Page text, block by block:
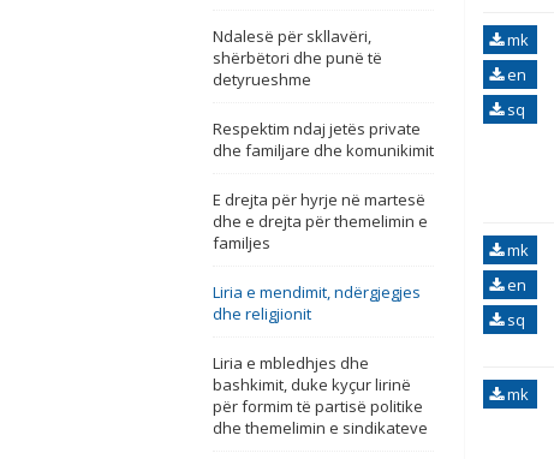
Ndalesë për skllavëri,
shërbëtori dhe punë të
detyrueshme
Respektim ndaj jetës private
dhe familjare dhe komunikimit
E drejta për hyrje në martesë
dhe e drejta për themelimin e
familjes
Liria e mendimit, ndërgjegjes
dhe religjionit
Liria e mbledhjes dhe
bashkimit, duke kyçur lirinë
për formim të partisë politike
dhe themelimin e sindikateve
mk
en
sq
mk
en
sq
mk